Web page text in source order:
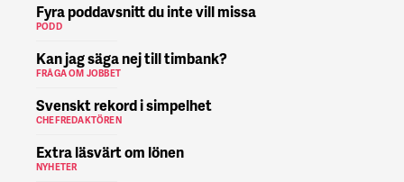
Fyra poddavsnitt du inte vill missa
PODD
Kan jag säga nej till timbank?
FRÅGA OM JOBBET
Svenskt rekord i simpelhet
CHEFREDAKTÖREN
Extra läsvärt om lönen
NYHETER